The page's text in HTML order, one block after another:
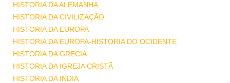
HISTORIA DA ALEMANHA
HISTORIA DA CIVILIZAÇÃO
HISTORIA DA EUROPA
HISTORIA DA EUROPA-HISTORIA DO OCIDENTE
HISTORIA DA GRECIA
HISTORIA DA IGREJA CRISTÃ
HISTORIA DA INDIA